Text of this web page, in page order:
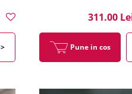
311.00
Pune in cos